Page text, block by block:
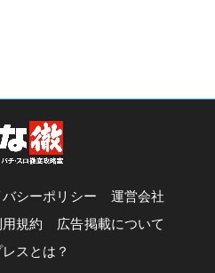
シーポリシー
運営会社
用規約
広告掲載について
スとは？